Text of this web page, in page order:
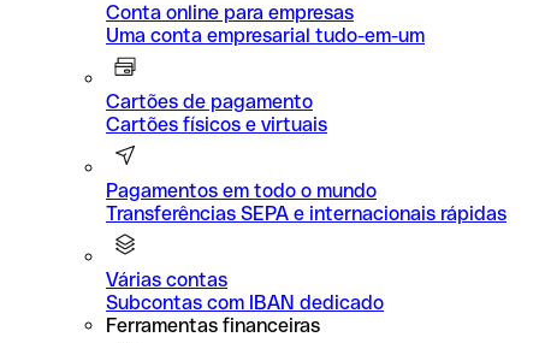
Conta online para empresas
Uma conta empresarial tudo-em-um
Cartões de pagamento
Cartões físicos e virtuais
Pagamentos em todo o mundo
Transferências SEPA e internacionais rápidas
Várias contas
Subcontas com IBAN dedicado
Ferramentas financeiras